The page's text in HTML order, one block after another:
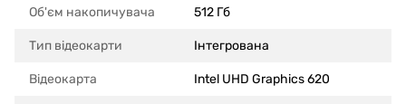
Об'єм накопичувача 512 Гб
Тип відеокарти Інтегрована
Відеокарта Intel UHD Graphics 620